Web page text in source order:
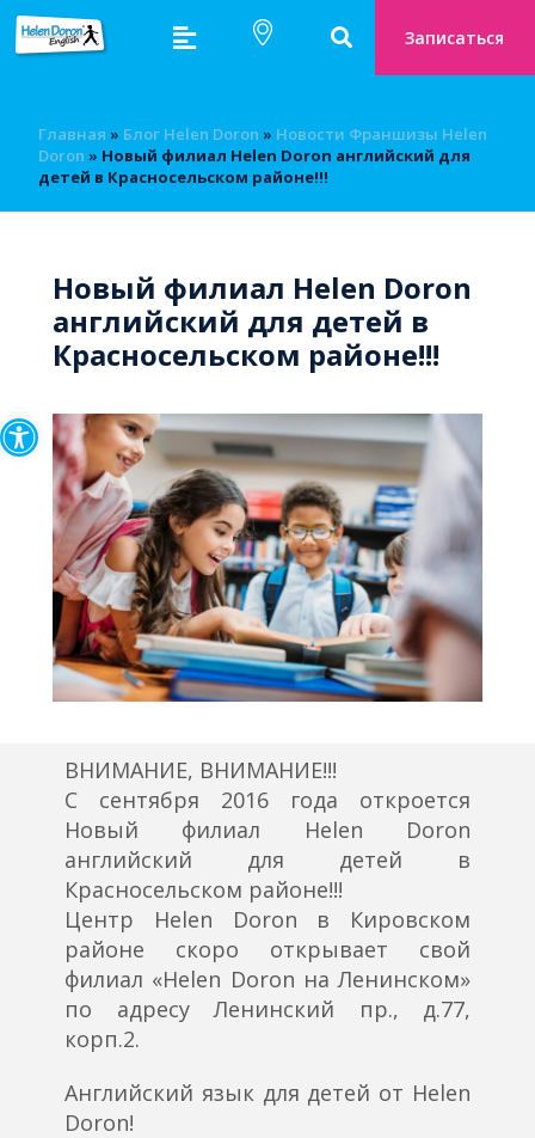
Открыть панель
Записаться
Главная » Блог Helen Doron » Новости Франшизы Helen
Doron » Новый филиал Helen Doron английский для
детей в Красносельском районе!!!
Новый филиал Helen Doron
английский для детей в
Красносельском районе!!!
ВНИМАНИЕ, ВНИМАНИЕ!!!
С сентября 2016 года откроется
Новый филиал Helen Doron
английский для детей в
Красносельском районе!!!
Центр Helen Doron в Кировском
районе скоро открывает свой
филиал «Helen Doron на Ленинском»
по адресу Ленинский пр., д.77,
корп.2.
Английский язык для детей от Helen
Doron!